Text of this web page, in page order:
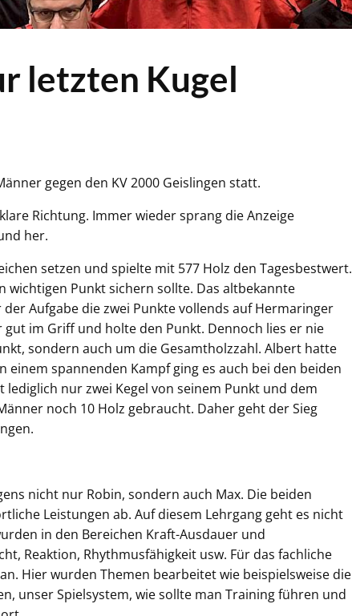
letzten Kugel
gegen den KV 2000 Geislingen statt.
Richtung. Immer wieder sprang die Anzeige
her.
setzen und spielte mit 577 Holz den Tagesbestwert.
wichtigen Punkt sichern sollte. Das altbekannte
Aufgabe die zwei Punkte vollends auf Hermaringer
gut im Griff und holte den Punkt. Dennoch lies er nie
sondern auch um die Gesamtholzzahl. Albert hatte
spannenden Kampf ging es auch bei den beiden
nur zwei Kegel von seinem Punkt und dem
noch 10 Holz gebraucht. Daher geht der Sieg
nicht nur Robin, sondern auch Max. Die beiden
Leistungen ab. Auf diesem Lehrgang geht es nicht
in den Bereichen Kraft-Ausdauer und
Reaktion, Rhythmusfähigkeit usw. Für das fachliche
Hier wurden Themen bearbeitet wie beispielsweise die
unser Spielsystem, wie sollte man Training führen und